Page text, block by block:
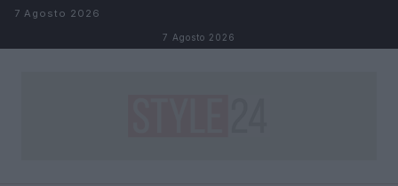
Salta al contenuto
7 Agosto 2026
7 Agosto 2026